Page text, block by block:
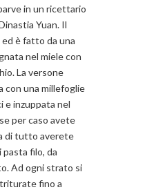
in un ricettario
Yuan. Il
è fatto da una
nel miele con
La versone
con una millefoglie
e inzuppata nel
per caso avete
di tutto averete
filo, da
Ad ogni strato si
fino a